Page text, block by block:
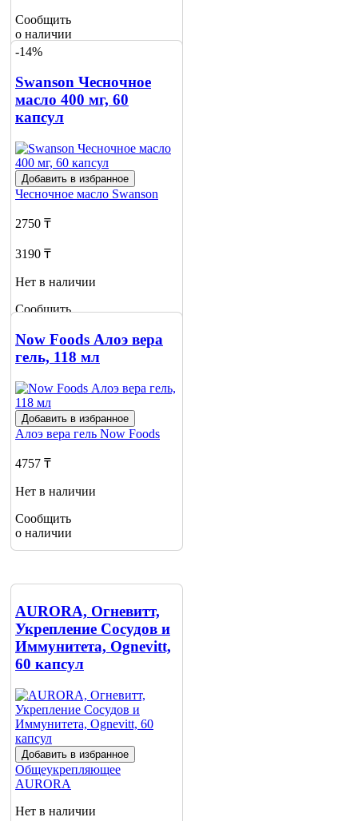
Сообщить
о наличии
1
-14%
Swanson Чесночное
масло 400 мг, 60
капсул
Добавить в избранное
Чесночное масло Swanson
2750 ₸
3190 ₸
Нет в наличии
Сообщить
1
Now Foods Алоэ вера
гель, 118 мл
Добавить в избранное
Алоэ вера гель Now Foods
4757 ₸
Нет в наличии
Сообщить
о наличии
AURORA, Огневитт,
Укрепление Сосудов и
Иммунитета, Ognevitt,
60 капсул
Добавить в избранное
Общеукрепляющее
AURORA
Нет в наличии